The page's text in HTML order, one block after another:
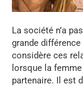
La société n’a
grande différence
considère ces
lorsque la
partenaire. Il est